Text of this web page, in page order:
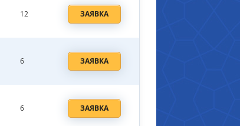
12 ЗАЯВКА
6 ЗАЯВКА
6 ЗАЯВКА